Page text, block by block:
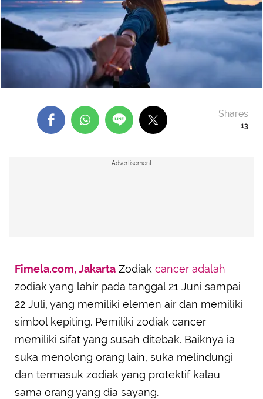
13
Shares
Advertisement
Fimela.com, Jakarta Zodiak cancer adalah
zodiak yang lahir pada tanggal 21 Juni sampai
22 Juli, yang memiliki elemen air dan memiliki
simbol kepiting. Pemiliki zodiak cancer
memiliki sifat yang susah ditebak. Baiknya ia
suka menolong orang lain, suka melindungi
dan termasuk zodiak yang protektif kalau
sama orang yang dia sayang.